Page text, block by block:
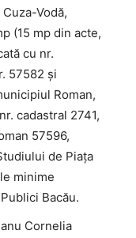
Vodă,
(15 mp din acte,
cu nr.
57582 și
Roman,
cadastral 2741,
57596,
de Piața
minime
Bacău.
Cornelia